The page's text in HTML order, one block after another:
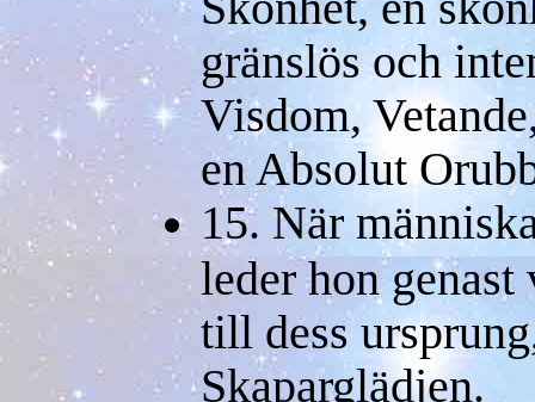
gränslös och
Visdom,
en Absolut
15. När
leder hon
till dess
Skaparglädjen.